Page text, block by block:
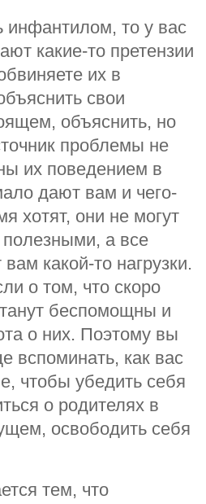
инфантилом, то у вас
какие-то претензии
их в
свои
объяснить, но
проблемы не
их поведением в
дают вам и чего-
хотят, они не могут
а все
какой-то нагрузки.
о том, что скоро
беспомощны и
о них. Поэтому вы
вспоминать, как вас
чтобы убедить себя
о родителях в
освободить себя
тем, что